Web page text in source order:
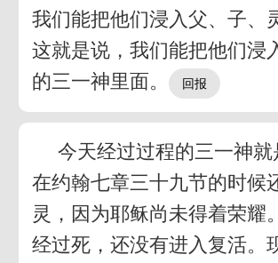
我们能把他们浸入父、子、
这就是说，我们能把他们浸
的三一神里面。
今天经过过程的三一神就
在约翰七章三十九节的时候
灵，因为耶稣尚未得着荣耀
经过死，还没有进入复活。